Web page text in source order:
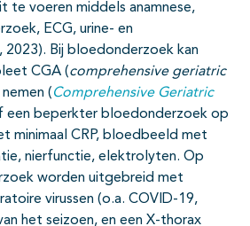
te voeren middels anamnese,
ECG, urine- en
Bij bloedonderzoek kan
CGA (comprehensive geriatric
( Comprehensive Geriatric
een beperkter bloedonderzoek op
minimaal CRP, bloedbeeld met
nierfunctie, elektrolyten. Op
worden uitgebreid met
virussen (o.a. COVID-19,
het seizoen, en een X-thorax